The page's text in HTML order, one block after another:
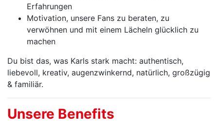
Erfahrungen
Motivation, unsere Fans zu beraten, zu
verwöhnen und mit einem Lächeln glücklich zu
machen
Du bist das, was Karls stark macht: authentisch,
liebevoll, kreativ, augenzwinkernd, natürlich, großzügig
& familiär.
Unsere Benefits